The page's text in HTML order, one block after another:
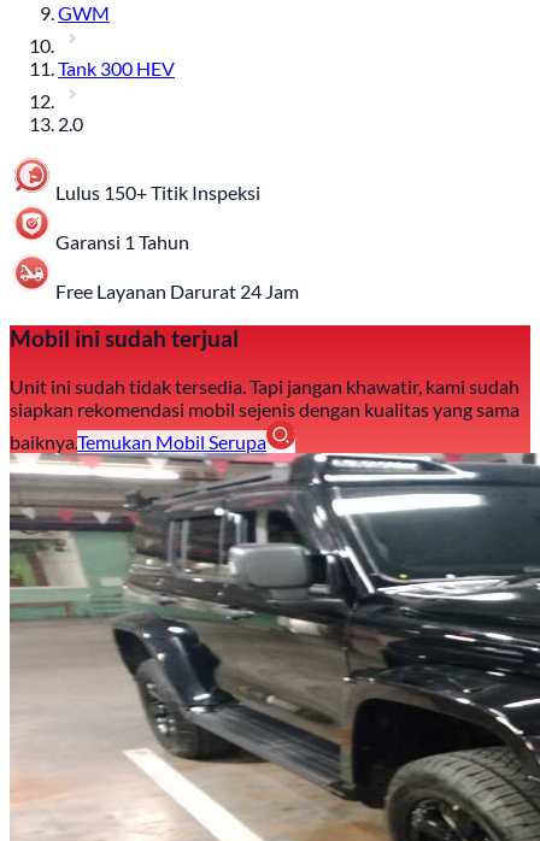
GWM
Tank 300 HEV
2.0
Lulus 150+ Titik Inspeksi
Garansi 1 Tahun
Free Layanan Darurat 24 Jam
Mobil ini sudah terjual
Unit ini sudah tidak tersedia. Tapi jangan khawatir, kami sudah
siapkan rekomendasi mobil sejenis dengan kualitas yang sama
baiknya.Temukan Mobil Serupa